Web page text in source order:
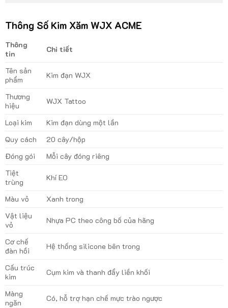
Thông Số Kim Xăm WJX ACME
Thông
tin
Chi tiết
Tên sản
phẩm
Kim đạn WJX
Thương
hiệu
WJX Tattoo
Loại kim
Kim đạn dùng một lần
Quy cách
20 cây/hộp
Đóng gói
Mỗi cây đóng riêng
Tiệt
trùng
Khí EO
Màu vỏ
Xanh trong
Vật liệu
vỏ
Nhựa PC theo công bố của hãng
Cơ chế
đàn hồi
Hệ thống silicone bên trong
Cấu trúc
kim
Cụm kim và thanh đẩy liền khối
Màng
ngăn
Có, hỗ trợ hạn chế mực trào ngược